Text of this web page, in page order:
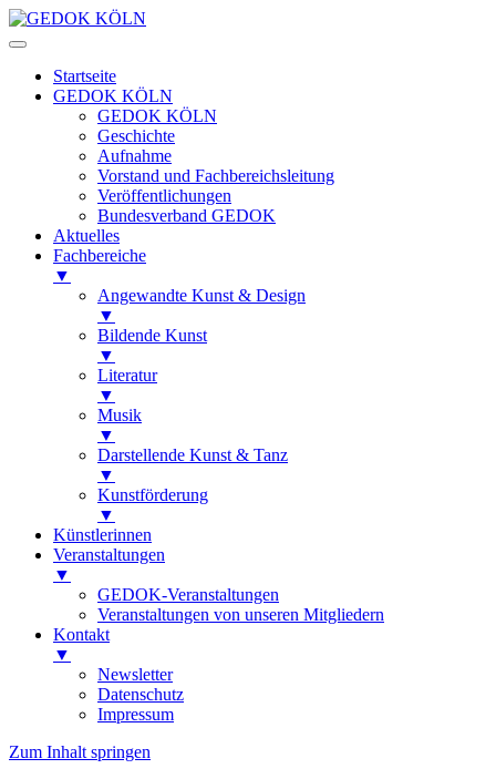
Startseite
GEDOK KÖLN
GEDOK KÖLN
Geschichte
Aufnahme
Vorstand und Fachbereichsleitung
Veröffentlichungen
Bundesverband GEDOK
Aktuelles
Fachbereiche
▼
Angewandte Kunst & Design
▼
Bildende Kunst
▼
Literatur
▼
Musik
▼
Darstellende Kunst & Tanz
▼
Kunstförderung
▼
Künstlerinnen
Veranstaltungen
▼
GEDOK-Veranstaltungen
Veranstaltungen von unseren Mitgliedern
Kontakt
▼
Newsletter
Datenschutz
Impressum
Zum Inhalt springen